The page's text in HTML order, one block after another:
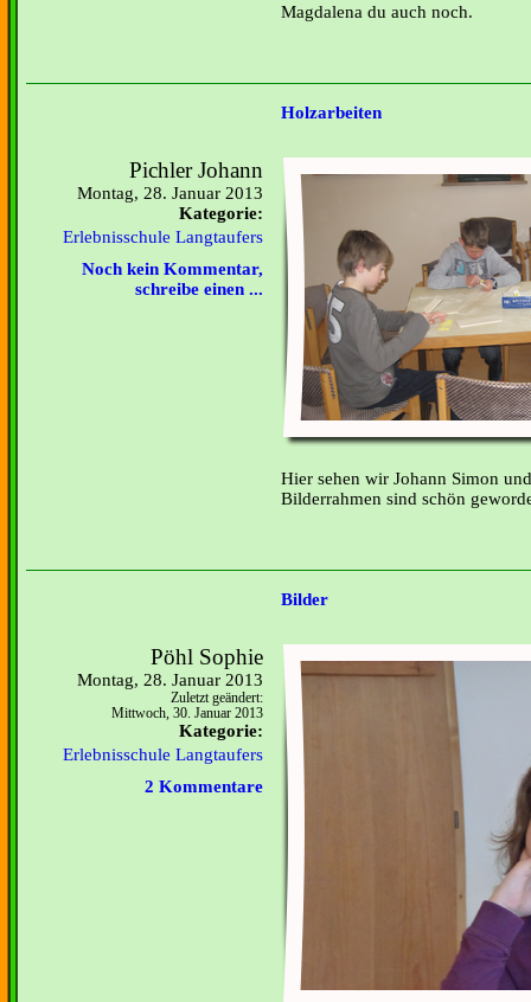
Magdalena du auch noch.
Holzarbeiten
Pichler Johann
Montag, 28. Januar 2013
Kategorie:
Erlebnisschule Langtaufers
Noch kein Kommentar,
schreibe einen ...
Hier sehen wir Johann Simon
Bilderrahmen sind schön
Bilder
Pöhl Sophie
Montag, 28. Januar 2013
Zuletzt geändert:
Mittwoch, 30. Januar 2013
Kategorie:
Erlebnisschule Langtaufers
2 Kommentare